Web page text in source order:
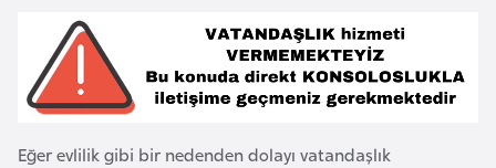
Eğer evlilik gibi bir nedenden dolayı vatandaşlık
d
e